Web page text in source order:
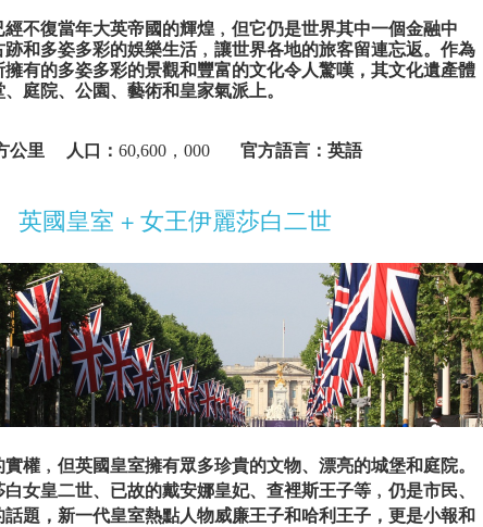
不復當年大英帝國的輝煌﹐但它仍是世界其中一個金融中
和多姿多彩的娛樂生活﹐讓世界各地的旅客留連忘返。作為
擁有的多姿多彩的景觀和豐富的文化令人驚嘆，其文化遺產體
庭院、公園、藝術和皇家氣派上。
公里 人口：60,600 ，000 官方語言：英語
英國皇室 + 女王伊麗莎白二世
權﹐但英國皇室擁有眾多珍貴的文物、漂亮的城堡和庭院。
女皇二世、已故的戴安娜皇妃、查裡斯王子等﹐仍是市民、
題，新一代皇室熱點人物威廉王子和哈利王子，更是小報和